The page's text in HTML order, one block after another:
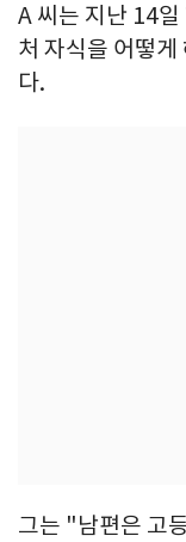
A 씨는 지난 14
처 자식을 어떻
다.
그는 "남편은 고